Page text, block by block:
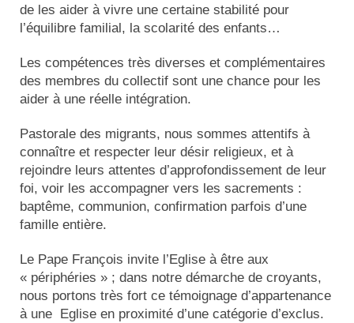
de les aider à vivre une certaine stabilité pour
l’équilibre familial, la scolarité des enfants…
Les compétences très diverses et complémentaires
des membres du collectif sont une chance pour les
aider à une réelle intégration.
Pastorale des migrants, nous sommes attentifs à
connaître et respecter leur désir religieux, et à
rejoindre leurs attentes d’approfondissement de leur
foi, voir les accompagner vers les sacrements :
baptême, communion, confirmation parfois d’une
famille entière.
Le Pape François invite l’Eglise à être aux
« périphéries » ; dans notre démarche de croyants,
nous portons très fort ce témoignage d’appartenance
à une Eglise en proximité d’une catégorie d’exclus.